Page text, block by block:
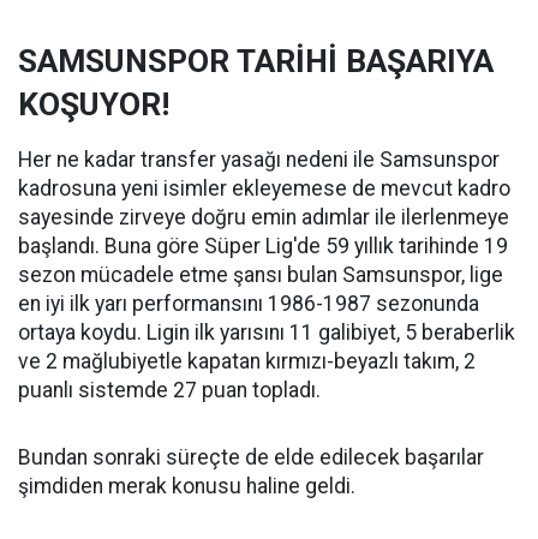
SAMSUNSPOR TARİHİ BAŞARIYA
KOŞUYOR!
Her ne kadar transfer yasağı nedeni ile Samsunspor
kadrosuna yeni isimler ekleyemese de mevcut kadro
sayesinde zirveye doğru emin adımlar ile ilerlenmeye
başlandı. Buna göre Süper Lig'de 59 yıllık tarihinde 19
sezon mücadele etme şansı bulan Samsunspor, lige
en iyi ilk yarı performansını 1986-1987 sezonunda
ortaya koydu. Ligin ilk yarısını 11 galibiyet, 5 beraberlik
ve 2 mağlubiyetle kapatan kırmızı-beyazlı takım, 2
puanlı sistemde 27 puan topladı.
Bundan sonraki süreçte de elde edilecek başarılar
şimdiden merak konusu haline geldi.